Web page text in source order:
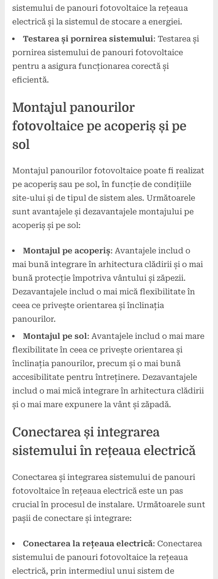
sistemului de panouri fotovoltaice la rețeaua
electrică și la sistemul de stocare a energiei.
Testarea și pornirea sistemului: Testarea și
pornirea sistemului de panouri fotovoltaice
pentru a asigura funcționarea corectă și
eficientă.
Montajul panourilor
fotovoltaice pe acoperiș și pe
sol
Montajul panourilor fotovoltaice poate fi realizat
pe acoperiș sau pe sol, în funcție de condițiile
site-ului și de tipul de sistem ales. Următoarele
sunt avantajele și dezavantajele montajului pe
acoperiș și pe sol:
Montajul pe acoperiș: Avantajele includ o
mai bună integrare în arhitectura clădirii și o mai
bună protecție împotriva vântului și zăpezii.
Dezavantajele includ o mai mică flexibilitate în
ceea ce privește orientarea și înclinația
panourilor.
Montajul pe sol: Avantajele includ o mai mare
flexibilitate în ceea ce privește orientarea și
înclinația panourilor, precum și o mai bună
accesibilitate pentru întreținere. Dezavantajele
includ o mai mică integrare în arhitectura clădirii
și o mai mare expunere la vânt și zăpadă.
Conectarea și integrarea
sistemului în rețeaua electrică
Conectarea și integrarea sistemului de panouri
fotovoltaice în rețeaua electrică este un pas
crucial în procesul de instalare. Următoarele sunt
pașii de conectare și integrare:
Conectarea la rețeaua electrică: Conectarea
sistemului de panouri fotovoltaice la rețeaua
electrică, prin intermediul unui sistem de